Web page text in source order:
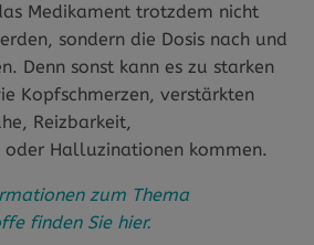
Medikament trotzdem nicht
sondern die Dosis nach und
Denn sonst kann es zu starken
Kopfschmerzen, verstärkten
Reizbarkeit,
oder Halluzinationen kommen.
zum Thema
finden Sie hier.